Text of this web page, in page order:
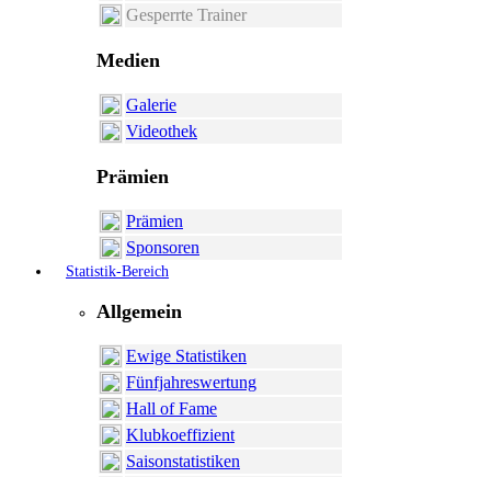
Gesperrte Trainer
Medien
Galerie
Videothek
Prämien
Prämien
Sponsoren
Statistik-Bereich
Allgemein
Ewige Statistiken
Fünfjahreswertung
Hall of Fame
Klubkoeffizient
Saisonstatistiken